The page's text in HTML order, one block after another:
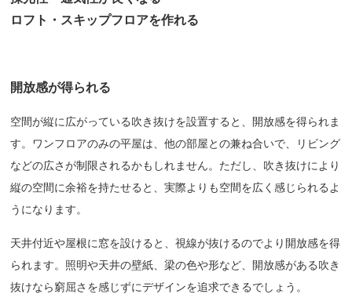
ロフト・スキップフロアを作れる
開放感が得られる
空間が縦に広がっている吹き抜けを設置すると、開放感を得られま
す。ワンフロアのみの平屋は、他の部屋との兼ね合いで、リビング
などの広さが制限されるかもしれません。ただし、吹き抜けにより
縦の空間に余裕を持たせると、実際よりも空間を広く感じられるよ
うになります。
天井付近や屋根に窓を設けると、視線が抜けるのでより開放感を得
られます。照明や天井の壁紙、梁の色や形など、開放感がある吹き
抜けなら窮屈さを感じずにデザインを追求できるでしょう。